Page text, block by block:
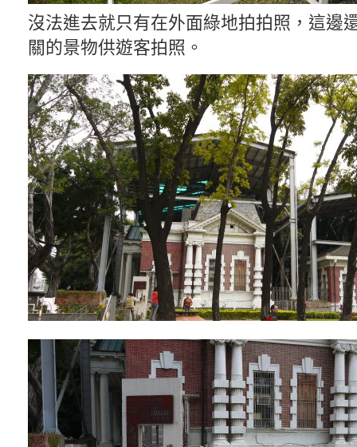
沒法進去就只有在外面綠地拍拍照，這邊
關的景物供遊客拍照。